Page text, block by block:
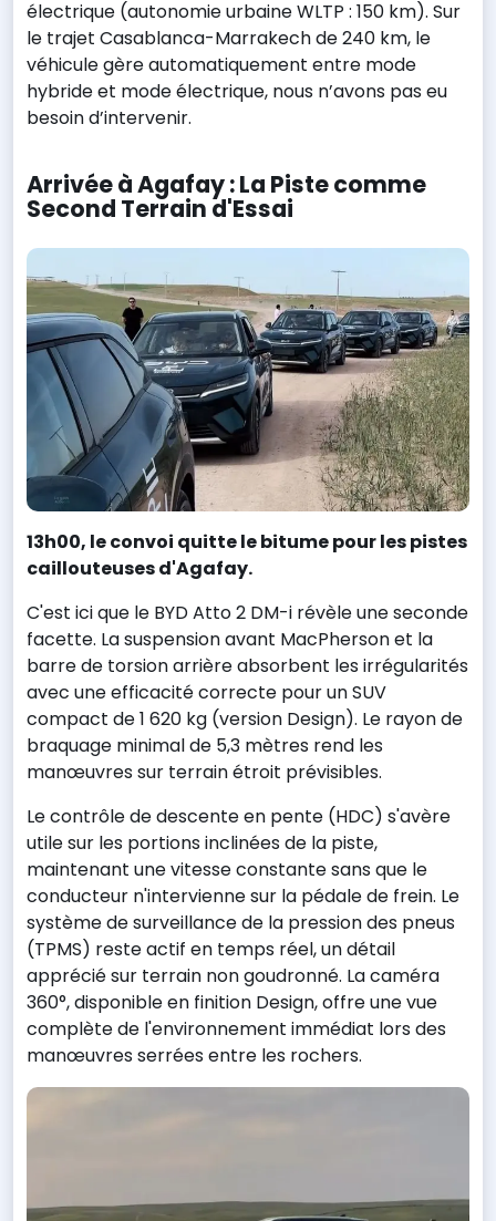
électrique (autonomie urbaine WLTP : 150 km). Sur
le trajet Casablanca-Marrakech de 240 km, le
véhicule gère automatiquement entre mode
hybride et mode électrique, nous n’avons pas eu
besoin d’intervenir.
Arrivée à Agafay : La Piste comme
Second Terrain d'Essai
13h00, le convoi quitte le bitume pour les pistes
caillouteuses d'Agafay.
C'est ici que le BYD Atto 2 DM-i révèle une seconde
facette. La suspension avant MacPherson et la
barre de torsion arrière absorbent les irrégularités
avec une efficacité correcte pour un SUV
compact de 1 620 kg (version Design). Le rayon de
braquage minimal de 5,3 mètres rend les
manœuvres sur terrain étroit prévisibles.
Le contrôle de descente en pente (HDC) s'avère
utile sur les portions inclinées de la piste,
maintenant une vitesse constante sans que le
conducteur n'intervienne sur la pédale de frein. Le
système de surveillance de la pression des pneus
(TPMS) reste actif en temps réel, un détail
apprécié sur terrain non goudronné. La caméra
360°, disponible en finition Design, offre une vue
complète de l'environnement immédiat lors des
manœuvres serrées entre les rochers.